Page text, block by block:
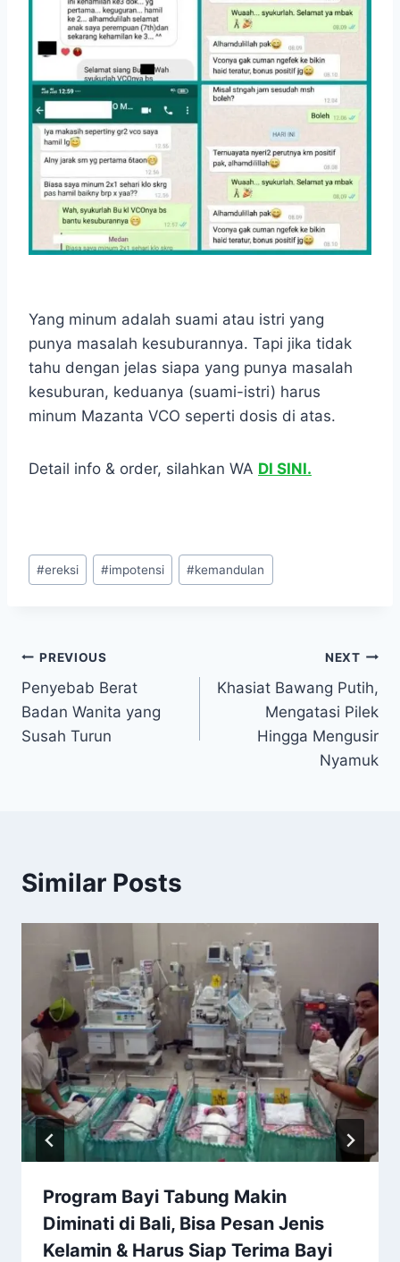
Yang minum adalah suami atau istri yang
punya masalah kesuburannya. Tapi jika tidak
tahu dengan jelas siapa yang punya masalah
kesuburan, keduanya (suami-istri) harus
minum Mazanta VCO seperti dosis di atas.
Detail info & order, silahkan WA DI SINI.
Post
Tags:
#ereksi #impotensi #kemandulan
Navigasi
pos
PREVIOUS
Penyebab Berat
Badan Wanita yang
Susah Turun
NEXT
Khasiat Bawang Putih,
Mengatasi Pilek
Hingga Mengusir
Nyamuk
Similar Posts
Program Bayi Tabung Makin
Diminati di Bali, Bisa Pesan Jenis
Kelamin & Harus Siap Terima Bayi